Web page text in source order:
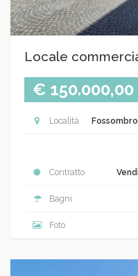
Locale
€ 150.000,00
Località
Contratto
Bagni
Foto